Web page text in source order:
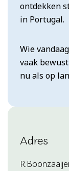
ontdekken
in Portugal.
Wie
vaak
nu als op
Adres